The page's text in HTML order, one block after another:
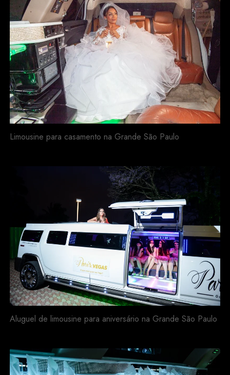
Limousine para casamento na Grande São Paulo
Aluguel de limousine para aniversário na Grande São Paulo